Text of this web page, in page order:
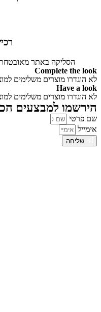
הסליקה באתר
Complete the look
לא הוגדרו מוצרים משלימים
Have a look
לא הוגדרו מוצרים משלימים
הירשמו למבצעים
שם פרטי
אימייל
שליחה